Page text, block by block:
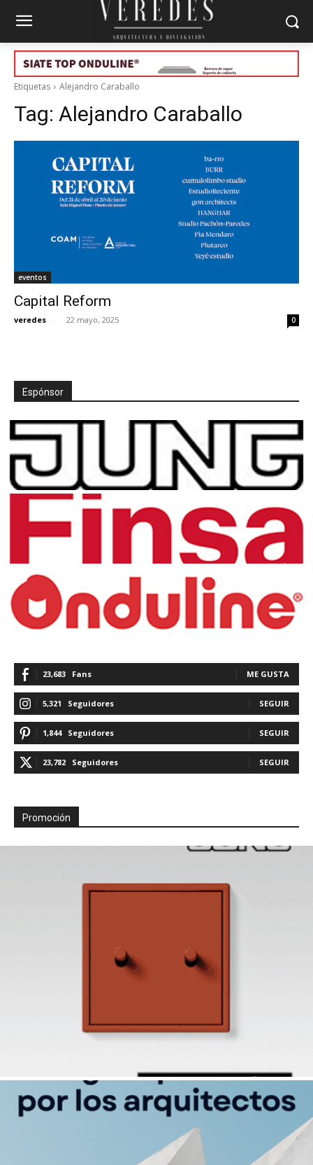
Etiquetas Alejandro Caraballo
Tag: Alejandro Caraballo
eventos
Capital Reform
veredes - 22 mayo, 2025 0
Espónsor
23,683 Fans ME GUSTA
5,321 Seguidores SEGUIR
1,844 Seguidores SEGUIR
23,782 Seguidores SEGUIR
Promoción